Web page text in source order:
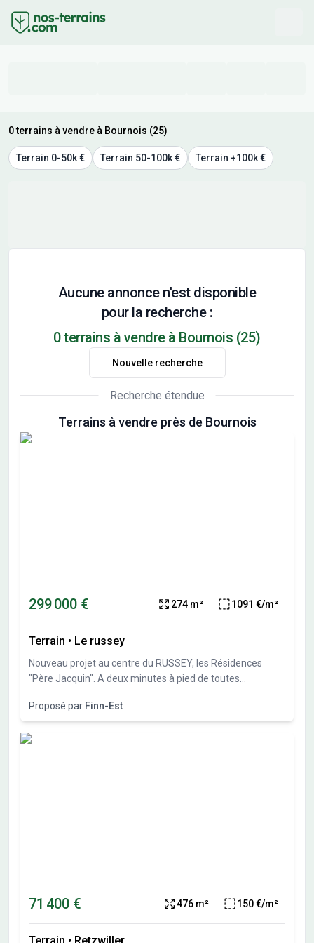
0 terrains à vendre à Bournois (25)
Terrain 0-50k € Terrain 50-100k € Terrain +100k €
Aucune annonce n'est disponible
pour la recherche :
0 terrains à vendre à Bournois (25)
Nouvelle recherche
Recherche étendue
Terrains à vendre près de Bournois
299 000 € 274 m² 1091 €/m²
Terrain • Le russey
Nouveau projet au centre du RUSSEY, les Résidences
"Père Jacquin". A deux minutes à pied de toutes
poste...),DTMR Immo vous présente votre future maison
individuelle au sein d'un programme de quatre villas de
standing d'environ 100m² chacune, de type T4, avec deux
Proposé par Finn-Est
71 400 € 476 m² 150 €/m²